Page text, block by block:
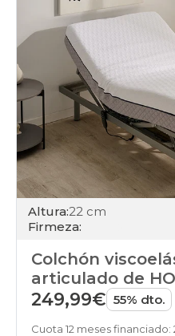
Altura:22 cm
Firmeza:
Colchón
articulado de
249,99€ 55% dto.
Cuota 12 meses